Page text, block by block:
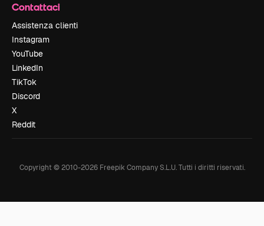
Contattaci
Assistenza clienti
Instagram
YouTube
LinkedIn
TikTok
Discord
X
Reddit
Copyright © 2010-2026Freepik Company S.L.U. Tutti i diritti riservati.